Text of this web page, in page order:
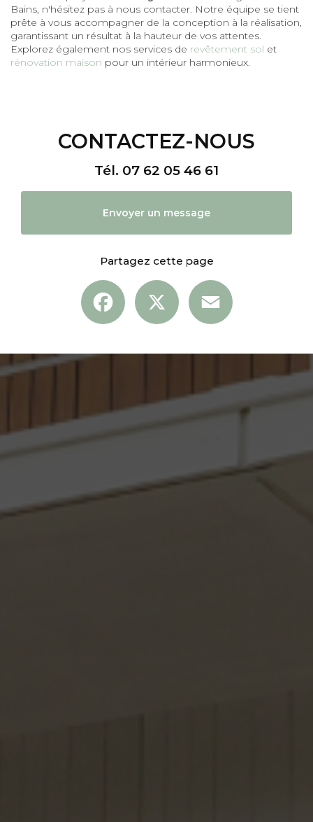
Bains, n'hésitez pas à nous contacter. Notre équipe se tient
prête à vous accompagner de la conception à la réalisation,
garantissant un résultat à la hauteur de vos attentes.
Explorez également nos services de revêtement sol et
rénovation maison pour un intérieur harmonieux.
CONTACTEZ-NOUS
Tél. 07 62 05 46 61
Envoyer un message
Partagez cette page
Facebook